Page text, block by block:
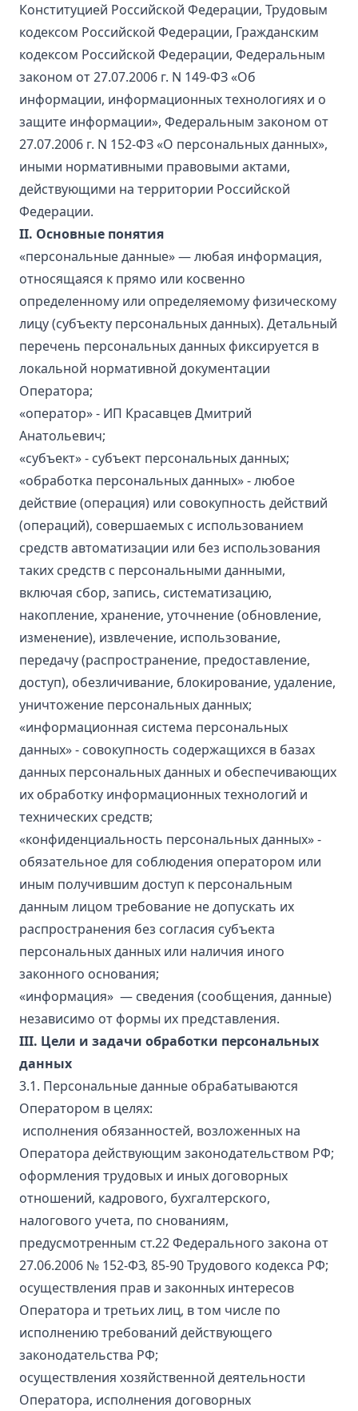
Конституцией Российской Федерации, Трудовым
кодексом Российской Федерации, Гражданским
кодексом Российской Федерации, Федеральным
законом от 27.07.2006 г. N 149-ФЗ «Об
информации, информационных технологиях и о
защите информации», Федеральным законом от
27.07.2006 г. N 152-ФЗ «О персональных данных»,
иными нормативными правовыми актами,
действующими на территории Российской
Федерации.
II. Основные понятия
«персональные данные» — любая информация,
относящаяся к прямо или косвенно
определенному или определяемому физическому
лицу (субъекту персональных данных). Детальный
перечень персональных данных фиксируется в
локальной нормативной документации
Оператора;
«оператор» - ИП Красавцев Дмитрий
Анатольевич;
«субъект» - субъект персональных данных;
«обработка персональных данных» - любое
действие (операция) или совокупность действий
(операций), совершаемых с использованием
средств автоматизации или без использования
таких средств с персональными данными,
включая сбор, запись, систематизацию,
накопление, хранение, уточнение (обновление,
изменение), извлечение, использование,
передачу (распространение, предоставление,
доступ), обезличивание, блокирование, удаление,
уничтожение персональных данных;
«информационная система персональных
данных» - совокупность содержащихся в базах
данных персональных данных и обеспечивающих
их обработку информационных технологий и
технических средств;
«конфиденциальность персональных данных» -
обязательное для соблюдения оператором или
иным получившим доступ к персональным
данным лицом требование не допускать их
распространения без согласия субъекта
персональных данных или наличия иного
законного основания;
«информация» — сведения (сообщения, данные)
независимо от формы их представления.
III. Цели и задачи обработки персональных
данных
3.1. Персональные данные обрабатываются
Оператором в целях:
исполнения обязанностей, возложенных на
Оператора действующим законодательством РФ;
оформления трудовых и иных договорных
отношений, кадрового, бухгалтерского,
налогового учета, по снованиям,
предусмотренным ст.22 Федерального закона от
27.06.2006 № 152-ФЗ, 85-90 Трудового кодекса РФ;
осуществления прав и законных интересов
Оператора и третьих лиц, в том числе по
исполнению требований действующего
законодательства РФ;
осуществления хозяйственной деятельности
Оператора, исполнения договорных